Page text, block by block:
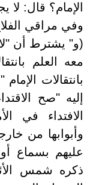
الإمام؟ قال: لا
وفي مراقي
(و" يشترط أن
معه العلم
بانتقالات
إليه "صح
الافتداء في
وأبوابها من
عليهم بسماع
ذكره شمس